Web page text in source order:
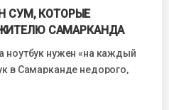
СУМ, КОТОРЫЕ
САМАРКАНДА
ноутбук нужен «на каждый
в Самарканде недорого,